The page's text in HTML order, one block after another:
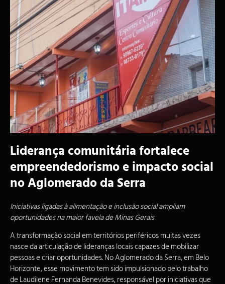
Liderança comunitária fortalece
empreendedorismo e impacto social
no Aglomerado da Serra
Iniciativas ligadas à alimentação e inclusão social ampliam
oportunidades na maior favela de Minas Gerais
A transformação social em territórios periféricos muitas vezes
nasce da articulação de lideranças locais capazes de mobilizar
pessoas e criar oportunidades. No Aglomerado da Serra, em Belo
Horizonte, esse movimento tem sido impulsionado pelo trabalho
de Laudilene Fernanda Benevides, responsável por iniciativas que